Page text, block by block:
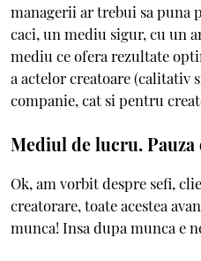
managerii ar trebui sa puna
caci, un mediu sigur, cu un
mediu ce ofera rezultate
a actelor creatoare (calitativ
companie, cat si pentru
Mediul de lucru.
Ok, am vorbit despre sefi,
creatorare, toate acestea
munca! Insa dupa munca e